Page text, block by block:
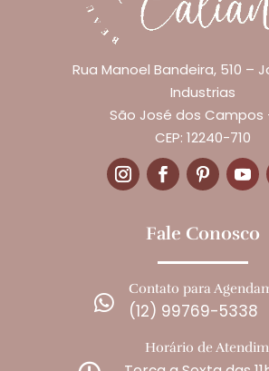
Rua Manoel Bandeira, 510 –
Industrias
São José dos Campos
CEP: 12240-710
Fale Conosco

Contato para
(12) 99769-5338
Horário de